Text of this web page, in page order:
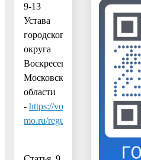
9-13
Устава
городского
округа
Воскресенск
Московской
области
- https://vos-
mo.ru/regulatory/40386/